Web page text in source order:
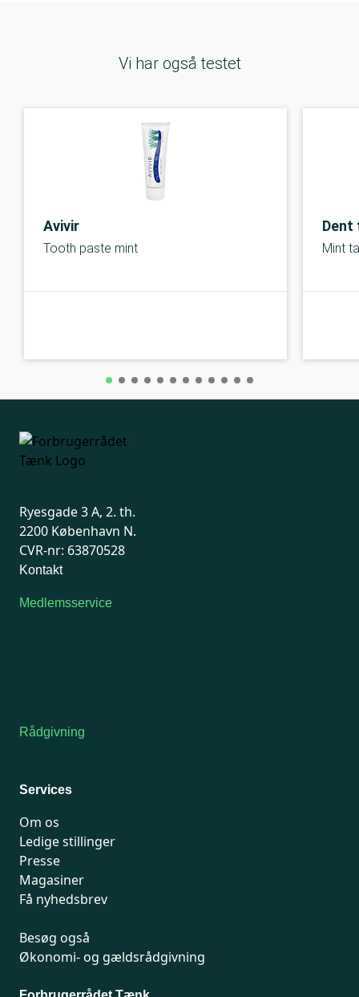
Vi har også testet
Avivir
Tooth paste mint
Dent
Mint
Ryesgade 3 A, 2. th.
2200 København N.
CVR-nr: 63870528
Kontakt
Medlemsservice
Rådgivning
Services
Om os
Ledige stillinger
Presse
Magasiner
Få nyhedsbrev
Besøg også
Økonomi- og gældsrådgivning